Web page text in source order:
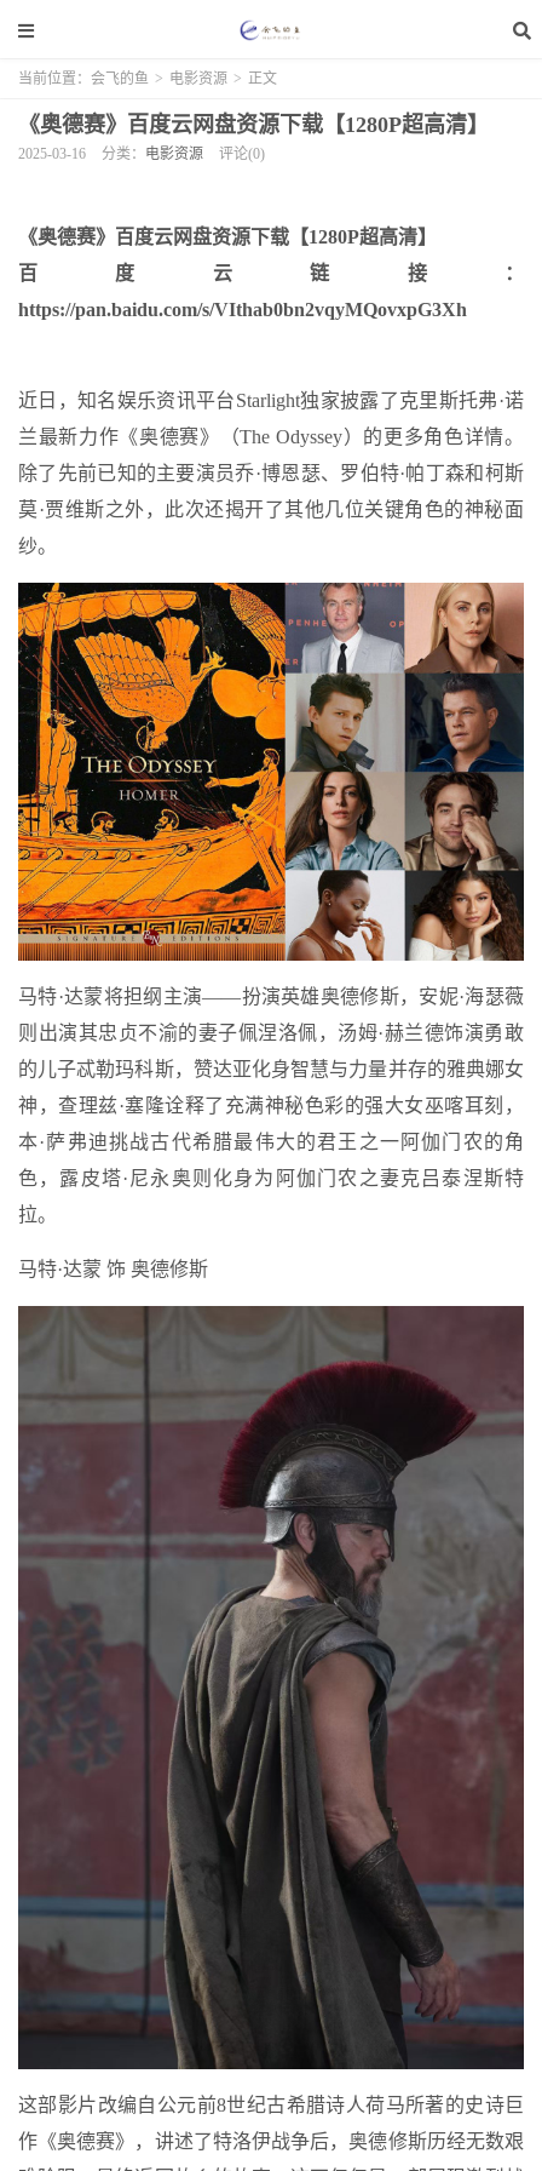
当前位置： 会飞的鱼 > 电影资源 > 正文
《奥德赛》百度云网盘资源下载【1280P超高清】
2025-03-16 分类： 电影资源 评论(0)
《奥德赛》百度云网盘资源下载【1280P超高清】
百度云链接：
https://pan.baidu.com/s/VIthab0bn2vqyMQovxpG3Xh
近日，知名娱乐资讯平台Starlight独家披露了克里斯托弗·诺
兰最新力作《奥德赛》（The Odyssey）的更多角色详情。
除了先前已知的主要演员乔·博恩瑟、罗伯特·帕丁森和柯斯
莫·贾维斯之外，此次还揭开了其他几位关键角色的神秘面
纱。
马特·达蒙将担纲主演——扮演英雄奥德修斯，安妮·海瑟薇
则出演其忠贞不渝的妻子佩涅洛佩，汤姆·赫兰德饰演勇敢
的儿子忒勒玛科斯，赞达亚化身智慧与力量并存的雅典娜女
神，查理兹·塞隆诠释了充满神秘色彩的强大女巫喀耳刻，
本·萨弗迪挑战古代希腊最伟大的君王之一阿伽门农的角
色，露皮塔·尼永奥则化身为阿伽门农之妻克吕泰涅斯特
拉。
马特·达蒙 饰 奥德修斯
这部影片改编自公元前8世纪古希腊诗人荷马所著的史诗巨
作《奥德赛》，讲述了特洛伊战争后，奥德修斯历经无数艰